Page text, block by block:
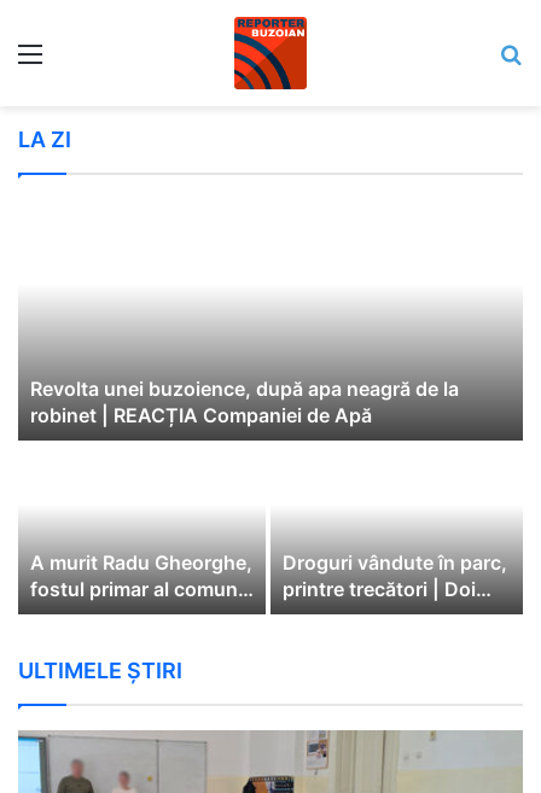
LA ZI
Revolta unei buzoience, după apa neagră de la
robinet | REACȚIA Companiei de Apă
A murit Radu Gheorghe,
fostul primar al comunei
Cătina
Droguri vândute în parc,
printre trecători | Doi
bărbați au fost arestați
ULTIMELE ȘTIRI